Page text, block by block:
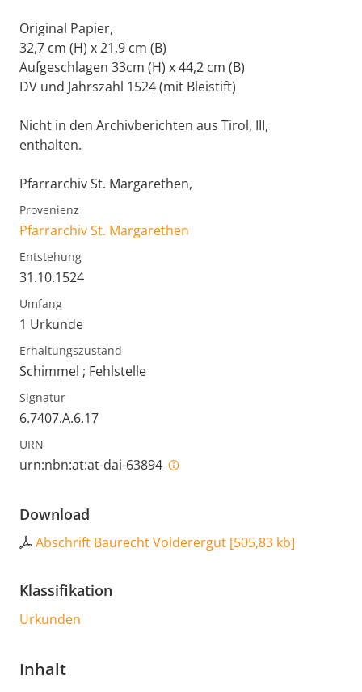
Original Papier,
32,7 cm (H) x 21,9 cm (B)
Aufgeschlagen 33cm (H) x 44,2 cm (B)
DV und Jahrszahl 1524 (mit Bleistift)
Nicht in den Archivberichten aus Tirol, III,
enthalten.
Pfarrarchiv St. Margarethen,
Provenienz
Pfarrarchiv St. Margarethen
Entstehung
31.10.1524
Umfang
1 Urkunde
Erhaltungszustand
Schimmel ; Fehlstelle
Signatur
6.7407.A.6.17
URN
urn:nbn:at:at-dai-63894
Download
Abschrift Baurecht Volderergut [505,83 kb]
Klassifikation
Urkunden
Inhalt